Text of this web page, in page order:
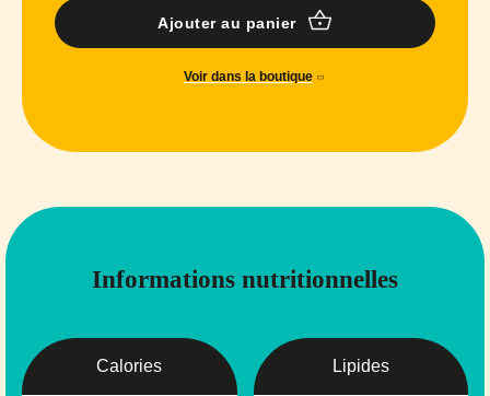
Ajouter au panier
Voir dans la boutique
Informations nutritionnelles
Calories Lipides